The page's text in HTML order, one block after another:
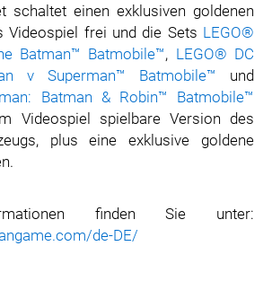
schaltet einen exklusiven goldenen
Videospiel frei und die Sets LEGO®
Batman™ Batmobile™, LEGO® DC
v Superman™ Batmobile™ und
Batman & Robin™ Batmobile™
Videospiel spielbare Version des
plus eine exklusive goldene
finden Sie unter:
de-DE/